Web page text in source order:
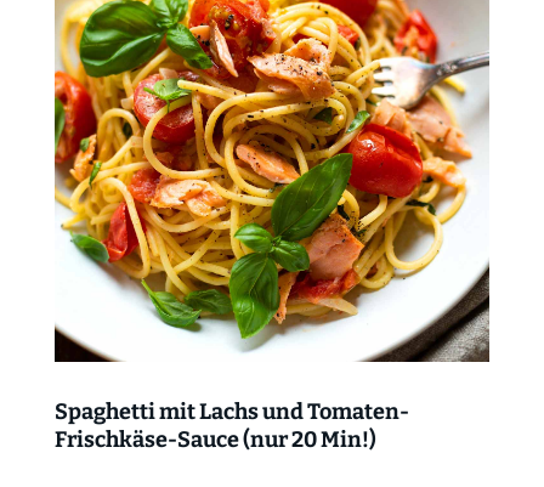
Spaghetti mit Lachs und Tomaten-
Frischkäse-Sauce (nur 20 Min!)